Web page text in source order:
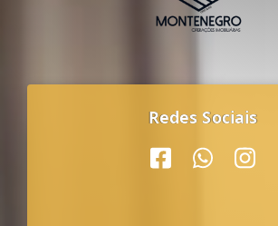
Redes Sociais